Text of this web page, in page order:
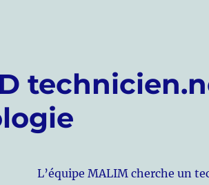
L’équipe MALIM cherche un